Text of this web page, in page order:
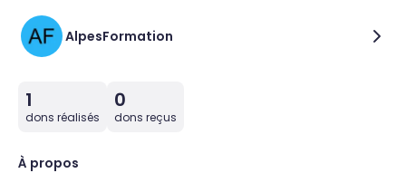
AlpesFormation
1
dons réalisés
0
dons reçus
À propos